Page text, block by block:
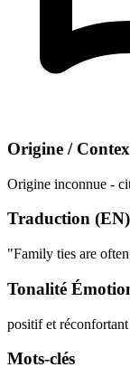
Origine /
Origine inconnue -
Traduction (EN)
"Family ties are
Tonalité
positif et réconfortant
Mots-clés